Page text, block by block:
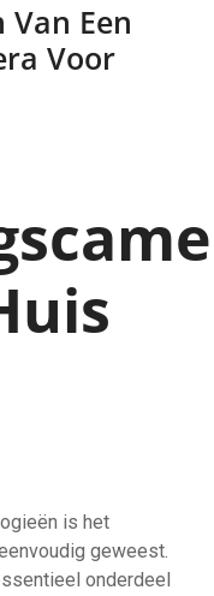
Een
Voor
is het
geweest.
onderdeel